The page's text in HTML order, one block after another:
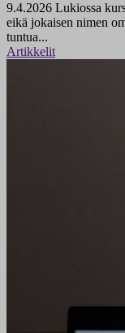
9.4.2026 Lukiossa
eikä jokaisen nimen
tuntua...
Artikkelit